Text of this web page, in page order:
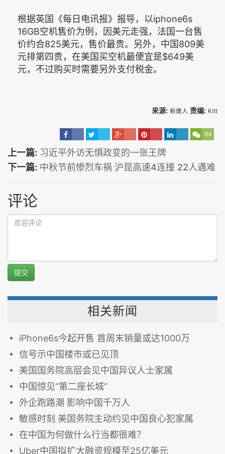
根据英国《每日电讯报》报导，以iphone6s
16GB空机售价为例，因美元走强，法国一台售
价约合825美元，售价最贵。另外，中国809美
元排第四贵，在美国买空机最便宜是$649美
元，不过购买时需要另外支付税金。
来源: 新唐人 责编: Kitt
84
上一篇: 习近平外访无惧政变的一张王牌
下一篇: 中秋节前惨烈车祸 沪昆高速4连撞 22人遇难
评论
提交
相关新闻
iPhone6s今起开售 首周末销量或达1000万
信号示中国楼市或已见顶
美国国务院高层会见中国异议人士家属
中国惊见“第二座长城”
外企跑路潮 影响中国千万人
敏感时刻 美国务院主动约见中国良心犯家属
在中国为何做什么行当都很难？
Uber中国拟扩大融资规模至25亿美元